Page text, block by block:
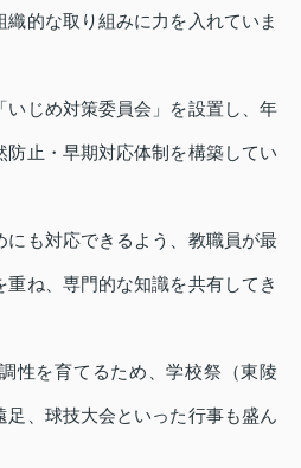
織的な取り組みに力を入れていま
いじめ対策委員会」を設置し、年
防止・早期対応体制を構築してい
にも対応できるよう、教職員が最
ね、専門的な知識を共有してき
性を育てるため、学校祭（東陵
、球技大会といった行事も盛ん